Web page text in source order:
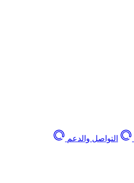
التواصل والدعم